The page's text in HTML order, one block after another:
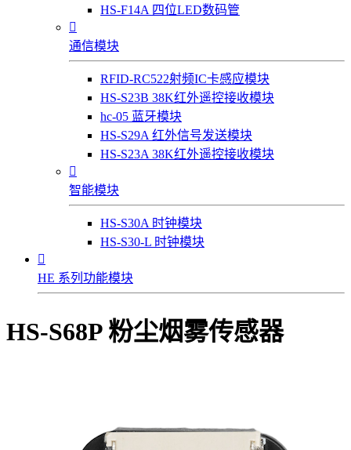
HS-F14A 四位LED数码管

通信模块
RFID-RC522射频IC卡感应模块
HS-S23B 38K红外遥控接收模块
hc-05 蓝牙模块
HS-S29A 红外信号发送模块
HS-S23A 38K红外遥控接收模块

智能模块
HS-S30A 时钟模块
HS-S30-L 时钟模块

HE 系列功能模块
HS-S68P 粉尘烟雾传感器